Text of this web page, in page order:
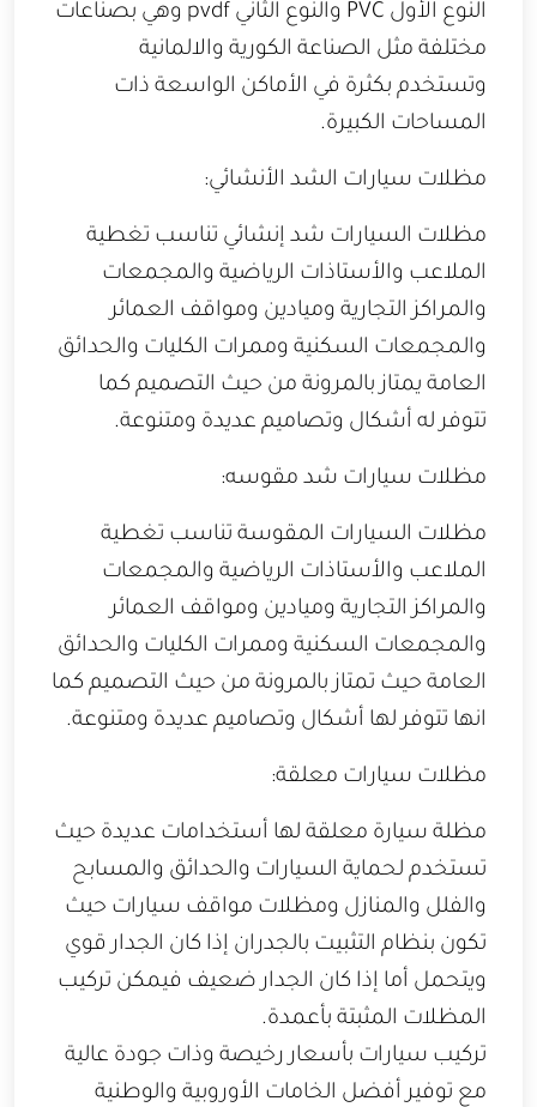
النوع الأول PVC والنوع الثاني pvdf وهي بصناعات
مختلفة مثل الصناعة الكورية والالمانية
وتستخدم بكثرة في الأماكن الواسعة ذات
المساحات الكبيرة.
مظلات سيارات الشد الأنشائي:
مظلات السيارات شد إنشائي تناسب تغطية
الملاعب والأستاذات الرياضية والمجمعات
والمراكز التجارية وميادين ومواقف العمائر
والمجمعات السكنية وممرات الكليات والحدائق
العامة يمتاز بالمرونة من حيث التصميم كما
تتوفر له أشكال وتصاميم عديدة ومتنوعة.
مظلات سيارات شد مقوسه:
مظلات السيارات المقوسة تناسب تغطية
الملاعب والأستاذات الرياضية والمجمعات
والمراكز التجارية وميادين ومواقف العمائر
والمجمعات السكنية وممرات الكليات والحدائق
العامة حيث تمتاز بالمرونة من حيث التصميم كما
انها تتوفر لها أشكال وتصاميم عديدة ومتنوعة.
مظلات سيارات معلقة:
مظلة سيارة معلقة لها أستخدامات عديدة حيث
تستخدم لحماية السيارات والحدائق والمسابح
والفلل والمنازل ومظلات مواقف سيارات حيث
تكون بنظام التثبيت بالجدران إذا كان الجدار قوي
ويتحمل أما إذا كان ‏الجدار ضعيف فيمكن تركيب
المظلات المثبتة بأعمدة.‏
تركيب سيارات بأسعار رخيصة وذات جودة عالية
مع توفير أفضل الخامات الأوروبية والوطنية